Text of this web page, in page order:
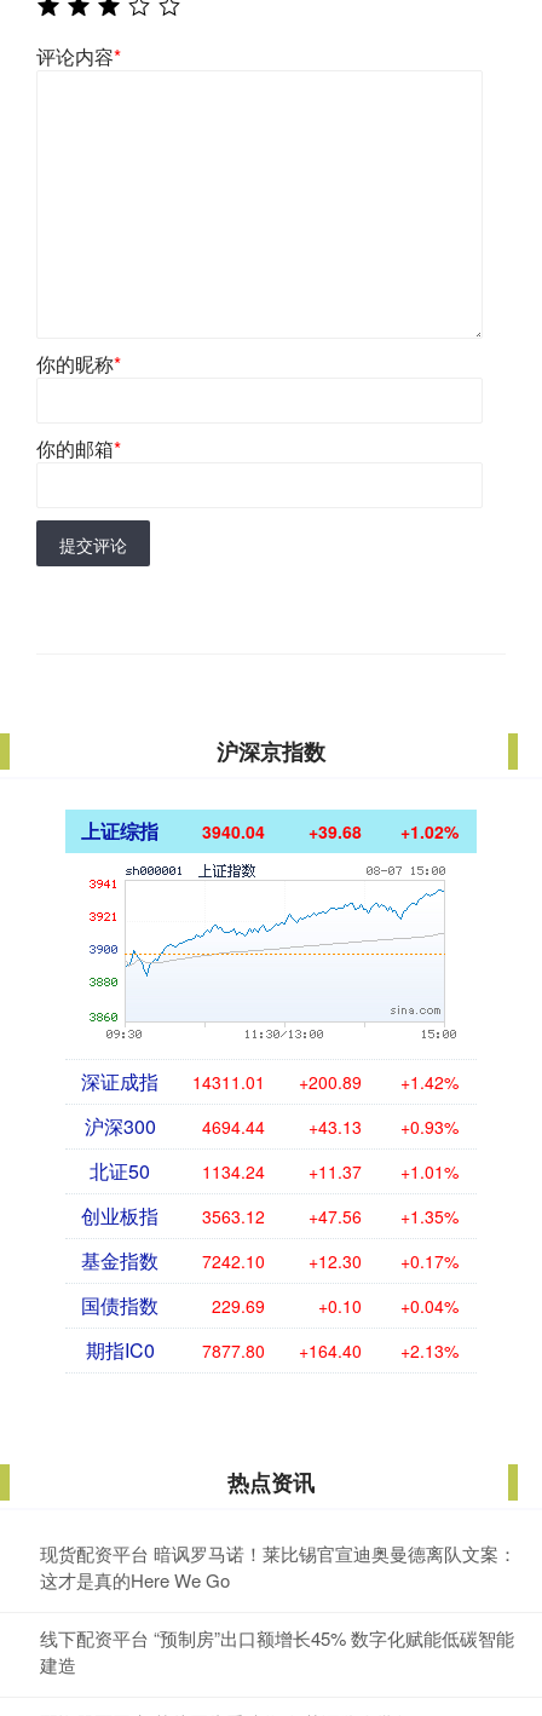
评论内容*
你的昵称*
你的邮箱*
提交评论
沪深京指数
上证综指 3940.04 +39.68 +1.02%
深证成指 14311.01 +200.89 +1.42%
沪深300 4694.44 +43.13 +0.93%
北证50 1134.24 +11.37 +1.01%
创业板指 3563.12 +47.56 +1.35%
基金指数 7242.10 +12.30 +0.17%
国债指数 229.69 +0.10 +0.04%
期指IC0 7877.80 +164.40 +2.13%
热点资讯
现货配资平台 暗讽罗马诺！莱比锡官宣迪奥曼德离队文案：
这才是真的Here We Go
线下配资平台 “预制房”出口额增长45% 数字化赋能低碳智能
建造